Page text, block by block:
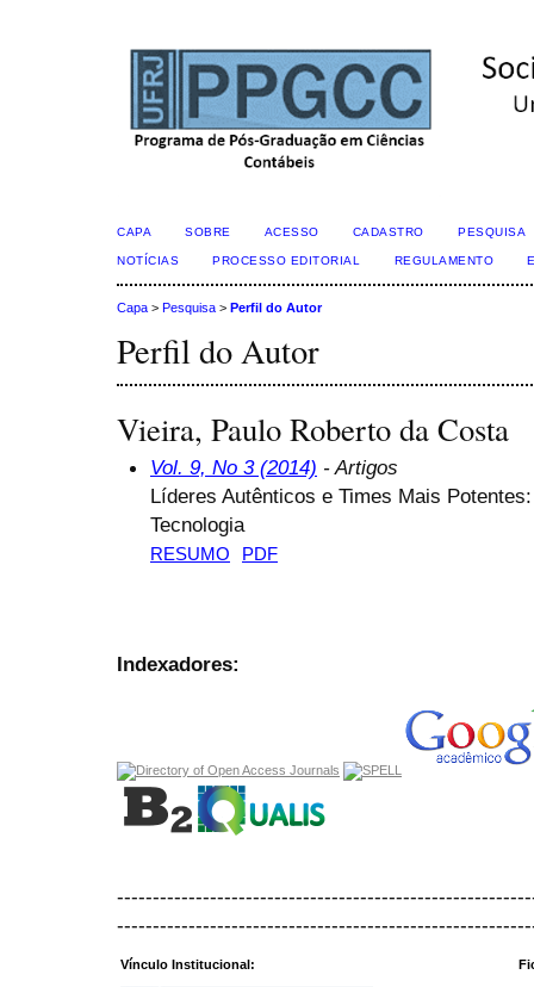
CAPA SOBRE ACESSO CADASTRO PESQUISA
NOTÍCIAS PROCESSO EDITORIAL REGULAMENTO
Capa > Pesquisa > Perfil do Autor
Perfil do Autor
Vieira, Paulo Roberto da Costa
Vol. 9, No 3 (2014) - Artigos
Líderes Autênticos e Times Mais
Tecnologia
RESUMO PDF
Indexadores:
Vínculo Institucional: